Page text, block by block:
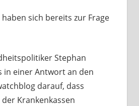
sich bereits zur Frage
Stephan
in einer Antwort an den
darauf, dass
Krankenkassen